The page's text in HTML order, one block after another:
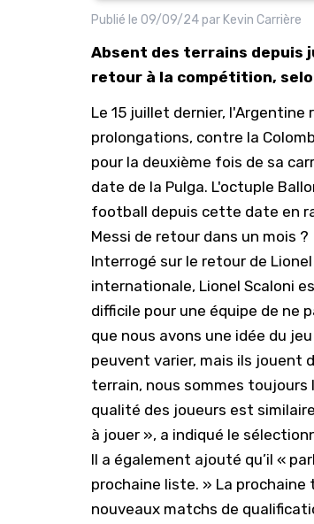
Publié le 09/09/24par Kevin Carrière
Absent des terrains depuis
retour à la compétition,
Le 15 juillet dernier, l'Argentine
prolongations, contre la
pour la deuxième fois de sa
date de la Pulga. L'octuple
football depuis cette date en
Messi de retour dans un mois ?
Interrogé sur le retour de
internationale, Lionel Scaloni
difficile pour une équipe de ne
que nous avons une idée du
peuvent varier, mais ils jouent
terrain, nous sommes toujours
qualité des joueurs est
à jouer », a indiqué le
Il a également ajouté qu’il «
prochaine liste. » La
nouveaux matchs de